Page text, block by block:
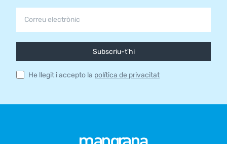
Subscriu-t'hi
He llegit i accepto la política de privacitat